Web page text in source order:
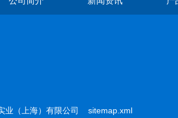
业（上海）有限公司 sitemap.xml